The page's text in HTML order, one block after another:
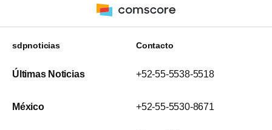
sdpnoticias
Últimas Noticias
México
Contacto
+52-55-5538-5518
+52-55-5530-8671